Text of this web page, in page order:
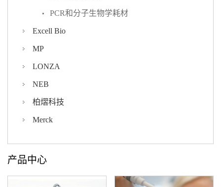
PCR和分子生物学耗材
Excell Bio
MP
LONZA
NEB
柏熠科技
Merck
产品中心